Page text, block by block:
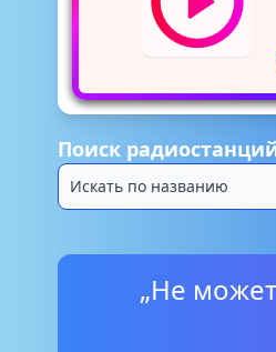
Поиск
„Не